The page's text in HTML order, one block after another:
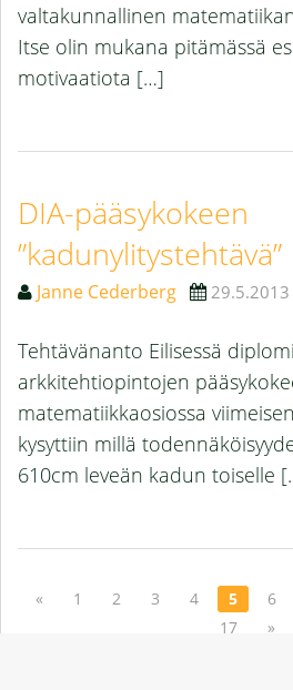
valtakunnallinen
Itse olin mukana pitämässä
motivaatiota […]
DIA-pääsykokeen
”kadunylitystehtävä”
Janne Cederberg 29.5.2013
Tehtävänanto Eilisessä
arkkitehtiopintojen
matematiikkaosiossa
kysyttiin millä
610cm leveän kadun toiselle
« 1 2 3 4 5 6
17
»